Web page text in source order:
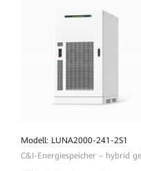
Modell: LUNA2000-241-2S1